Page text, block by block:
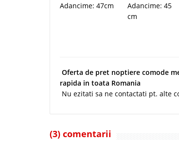
Adancime: 47cm
Adancime: 45
cm
Oferta de pret noptiere comode
rapida in toata Romania
Nu ezitati sa ne contactati pt. alte
(3) comentarii